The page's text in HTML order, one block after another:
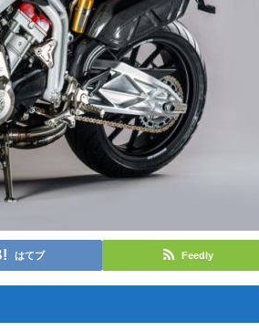
はてブ Feedly